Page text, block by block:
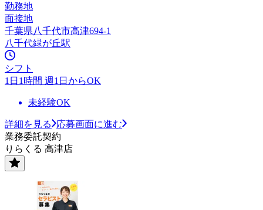
勤務地
面接地
千葉県八千代市高津694-1
八千代緑が丘駅
シフト
1日1時間 週1日からOK
未経験OK
詳細を見る
応募画面に進む
業務委託契約
りらくる 高津店